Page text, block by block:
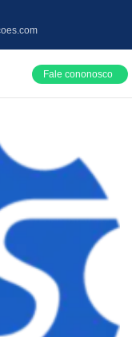
Fale cononosco